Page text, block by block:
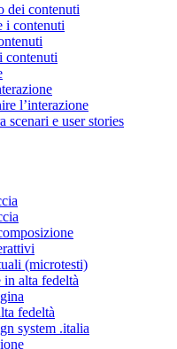
dei contenuti
i contenuti
contenuti
l’interazione
scenari e user stories
(microtesti)
in alta fedeltà
fedeltà
system .italia